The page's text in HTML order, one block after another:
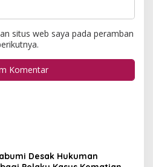
situs web saya pada peramban
Desak Hukuman